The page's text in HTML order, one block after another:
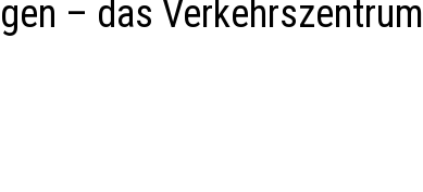
– das Verkehrszentrum